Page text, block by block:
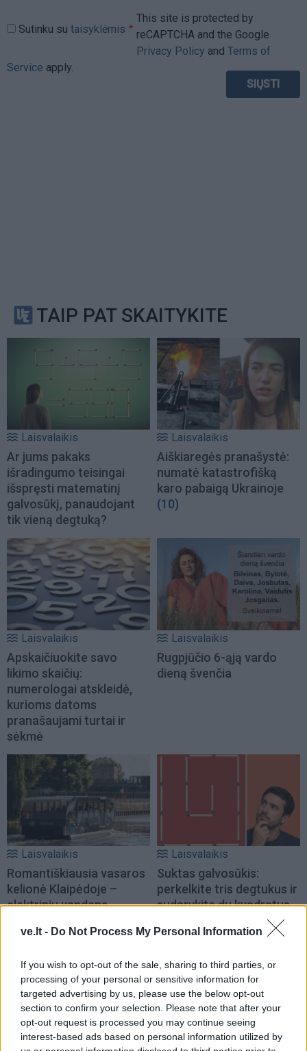
ve.lt - Do Not Process My Personal Information
If you wish to opt-out of the sale, sharing to third parties, or
processing of your personal or sensitive information for
targeted advertising by us, please use the below opt-out
section to confirm your selection. Please note that after your
opt-out request is processed you may continue seeing
interest-based ads based on personal information utilized by
Sutinku su taisyklėmis
This site is protected by
reCAPTCHA and the Google
Privacy Policy and Terms of
Service apply.
TAIP PAT SKAITYKITE
Laisvalaikis
Ar jums pakaks
išradingumo teisingai
išspręsti matematinį
galvosūkį, panaudojant
tik vieną degtuką?
Laisvalaikis
Aiškiaregės pranašystė:
numatė katastrofišką
karo pabaigą Ukrainoje
(10)
Laisvalaikis
Apskaičiuokite savo
likimo skaičių:
numerologai atskleidė,
kurioms datoms
pranašaujami turtai ir
sėkmė
Laisvalaikis
Rugpjūčio 6-ąją vardo
dieną švenčia
Laisvalaikis
Romantiškiausia vasaros
kelionė Klaipėdoje –
elektriniu vandens
Laisvalaikis
Suktas galvosūkis:
perkelkite tris degtukus ir
sudarykite du kvadratus
Laisvalaikis Laisvalaikis